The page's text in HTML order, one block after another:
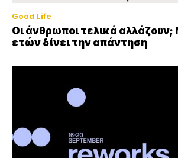
Good Life
Οι άνθρωποι τελικά αλλάζουν;
ετών δίνει την απάντηση